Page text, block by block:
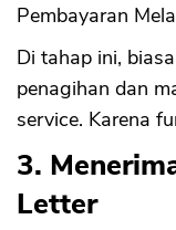
Pembayaran
Di tahap ini,
penagihan dan
service. Karena
3.
Letter